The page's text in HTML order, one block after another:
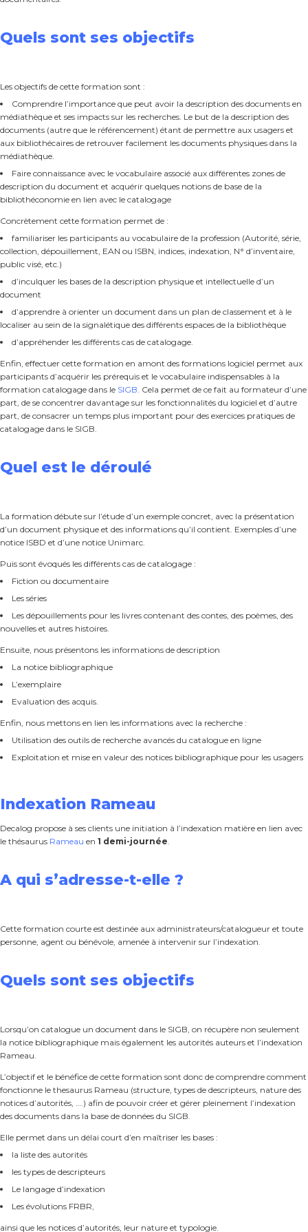
Quels sont ses objectifs
Les objectifs de cette formation sont :
Comprendre l’importance que peut avoir la description des documents en
médiathèque et ses impacts sur les recherches. Le but de la description des
documents (autre que le référencement) étant de permettre aux usagers et
aux bibliothécaires de retrouver facilement les documents physiques dans la
médiathèque.
Faire connaissance avec le vocabulaire associé aux différentes zones de
description du document et acquérir quelques notions de base de la
bibliothéconomie en lien avec le catalogage
Concrètement cette formation permet de :
familiariser les participants au vocabulaire de la profession (Autorité, série,
collection, dépouillement, EAN ou ISBN, indices, indexation, N° d’inventaire,
public visé, etc.)
d’inculquer les bases de la description physique et intellectuelle d’un
document
d’apprendre à orienter un document dans un plan de classement et à le
localiser au sein de la signalétique des différents espaces de la bibliothèque
d’appréhender les différents cas de catalogage.
Enfin, effectuer cette formation en amont des formations logiciel permet aux
participants d’acquérir les prérequis et le vocabulaire indispensables à la
formation catalogage dans le SIGB . Cela permet de ce fait au formateur d’une
part, de se concentrer davantage sur les fonctionnalités du logiciel et d’autre
part, de consacrer un temps plus important pour des exercices pratiques de
catalogage dans le SIGB.
Quel est le déroulé
La formation débute sur l’étude d’un exemple concret, avec la présentation
d’un document physique et des informations qu’il contient. Exemples d’une
notice ISBD et d’une notice Unimarc.
Puis sont évoqués les différents cas de catalogage :
Fiction ou documentaire
Les séries
Les dépouillements pour les livres contenant des contes, des poèmes, des
nouvelles et autres histoires.
Ensuite, nous présentons les informations de description
La notice bibliographique
L’exemplaire
Evaluation des acquis.
Enfin, nous mettons en lien les informations avec la recherche :
Utilisation des outils de recherche avancés du catalogue en ligne
Exploitation et mise en valeur des notices bibliographique pour les usagers
Indexation Rameau
Decalog propose à ses clients une initiation à l’indexation matière en lien avec
le thésaurus Rameau en 1 demi-journée
A qui s’adresse-t-elle ?
Cette formation courte est destinée aux administrateurs/catalogueur et toute
personne, agent ou bénévole, amenée à intervenir sur l’indexation.
Quels sont ses objectifs
Lorsqu’on catalogue un document dans le SIGB, on récupère non seulement
la notice bibliographique mais également les autorités auteurs et l’indexation
Rameau.
L’objectif et le bénéfice de cette formation sont donc de comprendre comment
fonctionne le thesaurus Rameau (structure, types de descripteurs, nature des
notices d’autorités, ….) afin de pouvoir créer et gérer pleinement l’indexation
des documents dans la base de données du SIGB.
Elle permet dans un délai court d’en maîtriser les bases :
la liste des autorités
les types de descripteurs
Le langage d’indexation
Les évolutions FRBR,
ainsi que les notices d’autorités, leur nature et typologie.